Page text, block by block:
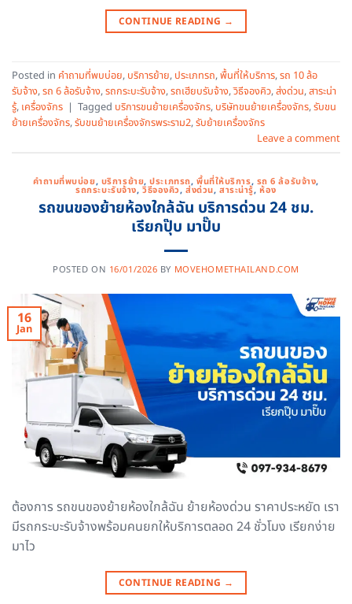
CONTINUE READING →
Posted in คำถามที่พบบ่อย, บริการย้าย, ประเภทรถ,พื้นที่ให้บริการ,รถ 10 ล้อ
รับจ้าง,รถ 6 ล้อรับจ้าง,รถกระบะรับจ้าง,รถเฮียบรับจ้าง,วิธีจองคิว,ส่งด่วน,สาระน่า
รู้, เครื่องจักร | Tagged บริการขนย้ายเครื่องจักร, บริษัทขนย้ายเครื่องจักร,รับขน
ย้ายเครื่องจักร,รับขนย้ายเครื่องจักรพระราม2,รับย้ายเครื่องจักร
Leave a comment
คำถามที่พบบ่อย, บริการย้าย,ประเภทรถ, พื้นที่ให้บริการ, รถ 6 ล้อรับจ้าง,
รถกระบะรับจ้าง,วิธีจองคิว,ส่งด่วน,สาระน่ารู้, ห้อง
รถขนของย้ายห้องใกล้ฉัน บริการด่วน 24 ชม.
เรียกปุ๊บ มาปั๊บ
POSTED ON 16/01/2026 BY MOVEHOMETHAILAND.COM
16
Jan
ต้องการ รถขนของย้ายห้องใกล้ฉัน ย้ายห้องด่วน ราคาประหยัด เรา
มีรถกระบะรับจ้างพร้อมคนยกให้บริการตลอด 24 ชั่วโมง เรียกง่าย
มาไว
CONTINUE READING →